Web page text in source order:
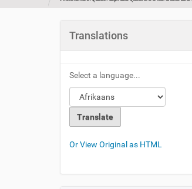
Translations
Select a language...
Or View Original as HTML